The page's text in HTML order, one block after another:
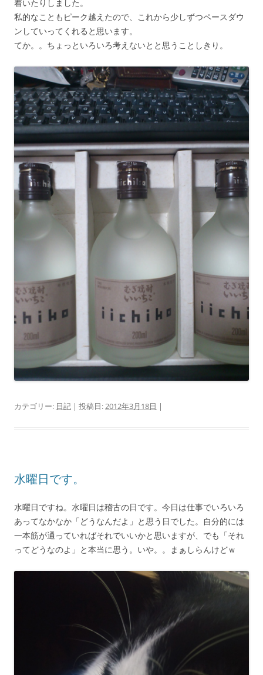
着いたりしました。
私的なこともピーク越えたので、これから少しずつペースダウ
ンしていってくれると思います。
てか。。ちょっといろいろ考えないとと思うことしきり。
カテゴリー: 日記 | 投稿日: 2012年3月18日 |
水曜日です。
水曜日ですね。水曜日は稽古の日です。今日は仕事でいろいろ
あってなかなか「どうなんだよ」と思う日でした。自分的には
一本筋が通っていればそれでいいかと思いますが、でも「それ
ってどうなのよ」と本当に思う。いや。。まぁしらんけどｗ